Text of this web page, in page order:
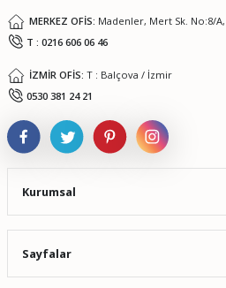
MERKEZ OFİS: Madenler, Mert Sk. No:8/
T : 0216 606 06 46
İZMİR OFİS: T : Balçova / İzmir
0530 381 24 21
Kurumsal
Sayfalar